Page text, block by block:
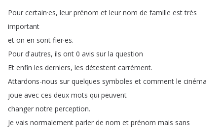
Pour certain·es, leur prénom et leur nom de famille est très
important
et on en sont fier·es.
Pour d'autres, ils ont 0 avis sur la question
Et enfin les derniers, les détestent carrément.
Attardons-nous sur quelques symboles et comment le cinéma
joue avec ces deux mots qui peuvent
changer notre perception.
Je vais normalement parler de nom et prénom mais sans